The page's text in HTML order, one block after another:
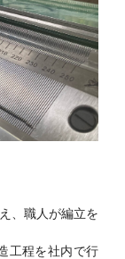
、職人が編立を
工程を社内で行